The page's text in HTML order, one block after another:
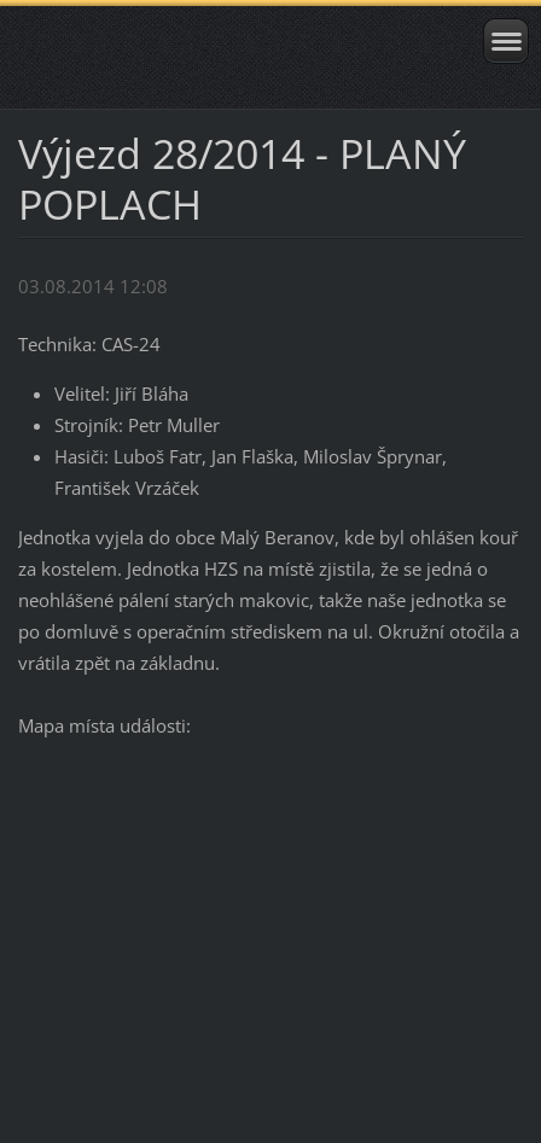
Výjezd 28/2014 - PLANÝ
POPLACH
03.08.2014 12:08
Technika: CAS-24
Velitel: Jiří Bláha
Strojník: Petr Muller
Hasiči: Luboš Fatr, Jan Flaška, Miloslav Šprynar,
František Vrzáček
Jednotka vyjela do obce Malý Beranov, kde byl ohlášen kouř
za kostelem. Jednotka HZS na místě zjistila, že se jedná o
neohlášené pálení starých makovic, takže naše jednotka se
po domluvě s operačním střediskem na ul. Okružní otočila a
vrátila zpět na základnu.
Mapa místa události: